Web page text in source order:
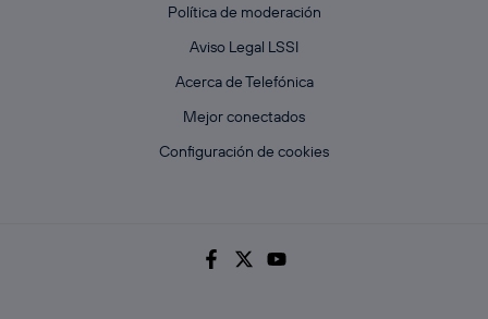
Política de moderación
Aviso Legal LSSI
Acerca de Telefónica
Mejor conectados
Configuración de cookies